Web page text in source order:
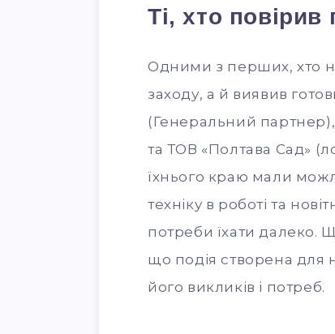
Ті, хто
Одними з перших, хто
заходу, а й виявив
(Генеральний
та ТОВ «Полтава Сад»
їхнього краю мали
техніку в роботі та
потреби їхати
що подія створена для
його викликів і потреб.